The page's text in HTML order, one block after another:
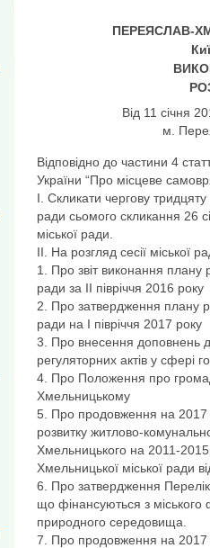
ПЕРЕЯСЛАВ-
Від 11
м.
Відповідно до частини 4
України “Про місцеве
І. Скликати чергову
ради cьомого скликання 26
міської ради.
ІІ. На розгляд сесії міської
1. Про звіт виконання плану
ради за ІІ півріччя 2016 року
2. Про затвердження плану
ради на I півріччя 2017 року
3. Про внесення доповнень
регуляторних актів у сфері
4. Про Положення про
Хмельницькому
5. Про продовження на 2017
розвитку житлово-
Хмельницького на 2011-
Хмельницької міської ради
6. Про затвердження
що фінансуються з
природного середовища.
7. Про продовження на 2017